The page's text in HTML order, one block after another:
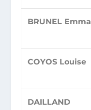
BRUNEL Emma
COYOS Louise
DAILLAND